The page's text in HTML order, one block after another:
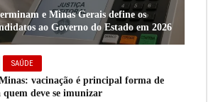
e Minas Gerais define os
ao Governo do Estado em 2026
SAÚDE
vacinação é principal forma de
quem deve se imunizar